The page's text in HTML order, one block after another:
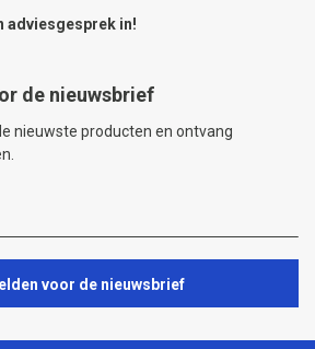
adviesgesprek in!
de nieuwsbrief
nieuwste producten en ontvang
voor de nieuwsbrief